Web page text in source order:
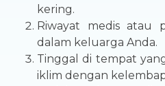
kering.
Riwayat medis atau
dalam keluarga Anda.
Tinggal di tempat
iklim dengan